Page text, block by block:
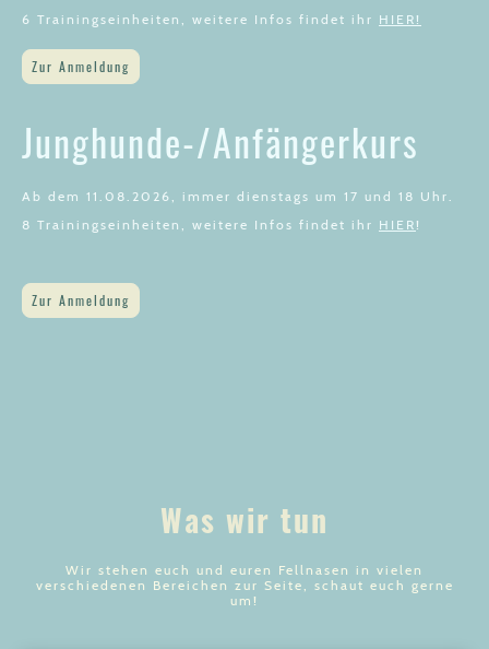
6 Trainingseinheiten, weitere Infos findet ihr HIER!
Zur Anmeldung
Junghunde-/Anfängerkurs
Ab dem 11.08.2026, immer dienstags um 17 und 18 Uhr.
8 Trainingseinheiten, weitere Infos findet ihr HIER !
Zur Anmeldung
Was wir tun
Wir stehen euch und euren Fellnasen in vielen
verschiedenen Bereichen zur Seite, schaut euch gerne
um!